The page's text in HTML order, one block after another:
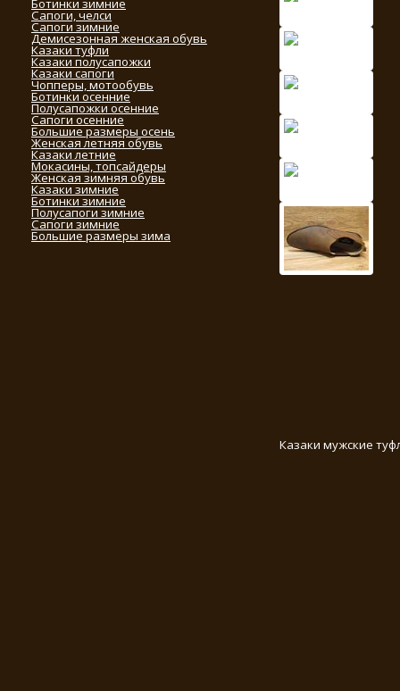
Ботинки зимние
Сапоги, челси
Сапоги зимние
Демисезонная женская обувь
Казаки туфли
Казаки полусапожки
Казаки сапоги
Чопперы, мотообувь
Ботинки осенние
Полусапожки осенние
Сапоги осенние
Большие размеры осень
Женская летняя обувь
Казаки летние
Мокасины, топсайдеры
Женская зимняя обувь
Казаки зимние
Ботинки зимние
Полусапоги зимние
Сапоги зимние
Большие размеры зима
Казаки мужские